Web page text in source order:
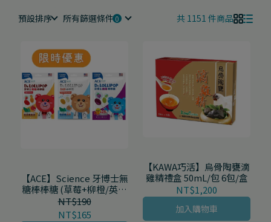
預設排序 所有篩選條件 共 1151 件商品
【ACE】Science 牙博士無
糖棒棒糖 (草莓+柳橙/英式
牛奶糖+香草/葡萄+青蘋
果) 8支/袋
NT$165
NT$190
【KAWA巧活】烏骨陶甕滴
雞精禮盒 50mL/包 6包/盒
NT$1,200
加入購物車